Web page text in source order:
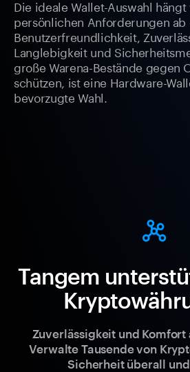
Die ideale Wallet-Auswahl
persönlichen Anforderungen ab
Benutzerfreundlichkeit,
Langlebigkeit und
große Warena-Bestände gegen
schützen, ist eine Hardware-
bevorzugte Wahl.
Tangem
Zuverlässigkeit und
Verwalte Tausende von
Sicherheit überall